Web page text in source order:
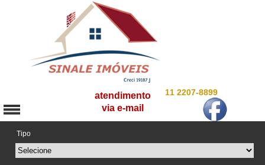
11 2207-8899
atendimento
via e-mail
Tipo